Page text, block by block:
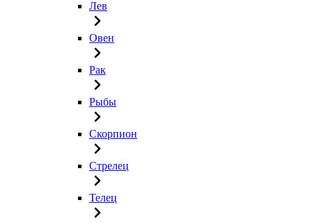
Лев
Овен
Рак
Рыбы
Скорпион
Стрелец
Телец